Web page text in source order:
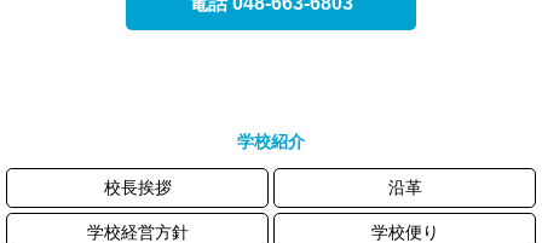
学校紹介
校長挨拶 沿革
学校経営方針 学校便り